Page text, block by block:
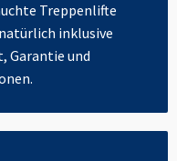
Treppenlifte
inklusive
Garantie und